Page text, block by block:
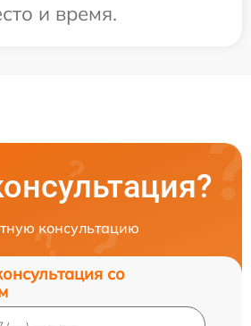
и время.
консультацию
со